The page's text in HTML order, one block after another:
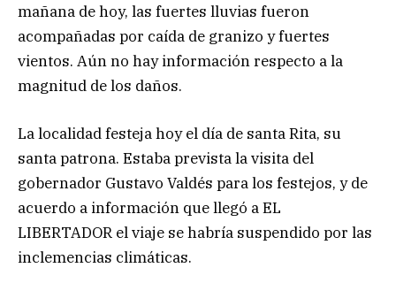
mañana de hoy, las fuertes lluvias fueron
acompañadas por caída de granizo y fuertes
vientos. Aún no hay información respecto a la
magnitud de los daños.
La localidad festeja hoy el día de santa Rita, su
santa patrona. Estaba prevista la visita del
gobernador Gustavo Valdés para los festejos, y de
acuerdo a información que llegó a EL
LIBERTADOR el viaje se habría suspendido por las
inclemencias climáticas.